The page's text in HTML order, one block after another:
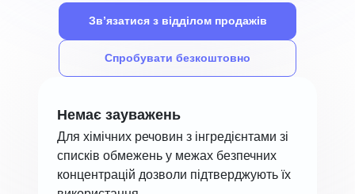
Зв’язатися з відділом продажів
Спробувати безкоштовно
Немає зауважень
Для хімічних речовин з інгредієнтами зі
списків обмежень у межах безпечних
концентрацій дозволи підтверджують їх